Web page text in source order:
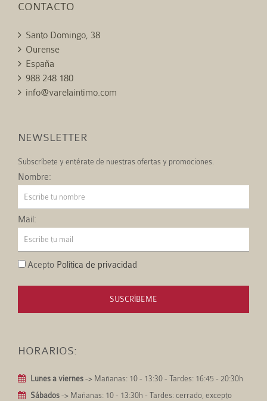
CONTACTO
Santo Domingo, 38
Ourense
España
988 248 180
info@varelaintimo.com
NEWSLETTER
Subscríbete y entérate de nuestras ofertas y promociones.
Nombre:
Mail:
Acepto Política de privacidad
SUSCRÍBEME
HORARIOS:
Lunes a viernes -> Mañanas: 10 - 13:30 - Tardes: 16:45 - 20:30h
Sábados -> Mañanas: 10 - 13:30h - Tardes: cerrado, excepto